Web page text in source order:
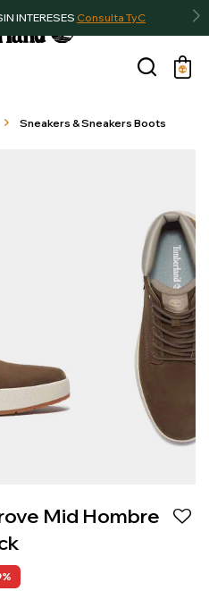
INTERESES Consulta TyC
Sneakers & Sneakers Boots
Mid Hombre